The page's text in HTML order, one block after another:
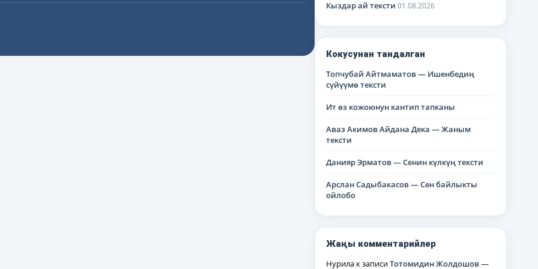
Кыздар ай тексти 01.08.2026
Кокусунан тандалган
Топчубай Айтмаматов — Ишенбедиң
сүйүүмө тексти
Ит өз кожоюнун кантип тапканы
Аваз Акимов Айдана Дека — Жаным
тексти
Данияр Эрматов — Сенин күлкүң тексти
Арслан Садыбакасов — Сен байлыкты
ойлобо
Жаңы комментарийлер
Нурила к записиТотомидин Жолдошов —